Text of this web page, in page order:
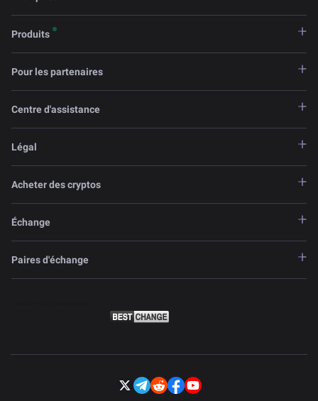
Produits
Pour les partenaires
Centre d'assistance
Légal
Acheter des cryptos
Échange
Paires d'échange